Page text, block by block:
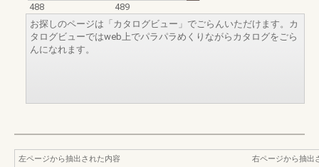
488
489
お探しのページは「カタログビュー」でごらんいただけます。カ
タログビューではweb上でパラパラめくりながらカタログをごら
んになれます。
左ページから抽出された内容
右ページから抽出